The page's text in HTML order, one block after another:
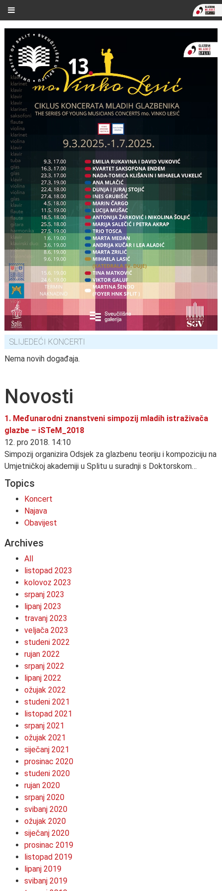
SLIJEDEĆI KONCERTI
Nema novih događaja.
Novosti
1. Međunarodni znanstveni simpozij mladih istraživača
glazbe – iSTeM_2018
12. pro 2018. 14:10
Simpozij organizira Odsjek za glazbenu teoriju i kompoziciju na
Umjetničkoj akademiji u Splitu u suradnji s Doktorskom…
Topics
Koncert
Najava
Obavijest
Archives
All
listopad 2023
kolovoz 2023
srpanj 2023
lipanj 2023
travanj 2023
veljača 2023
studeni 2022
rujan 2022
srpanj 2022
lipanj 2022
ožujak 2022
studeni 2021
listopad 2021
srpanj 2021
ožujak 2021
siječanj 2021
prosinac 2020
studeni 2020
rujan 2020
srpanj 2020
svibanj 2020
ožujak 2020
siječanj 2020
prosinac 2019
listopad 2019
lipanj 2019
svibanj 2019